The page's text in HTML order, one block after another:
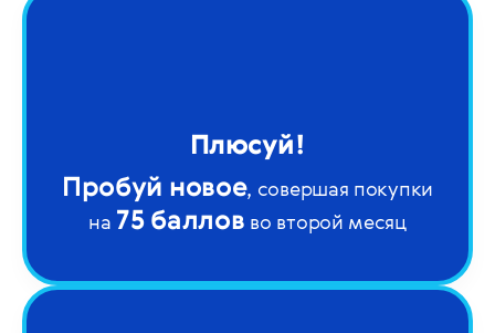
Плюсуй!
Пробуй новое, совершая покупки
на 75 баллов во второй месяц